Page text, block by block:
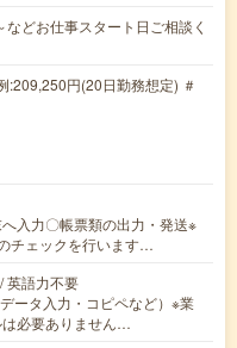
どお仕事スタート日ご相談く
円(20日勤務想定) ＃
入力〇帳票類の出力・発送※
チェックを行います…
英語力不要
ータ入力・コピペなど）※業
必要ありません…